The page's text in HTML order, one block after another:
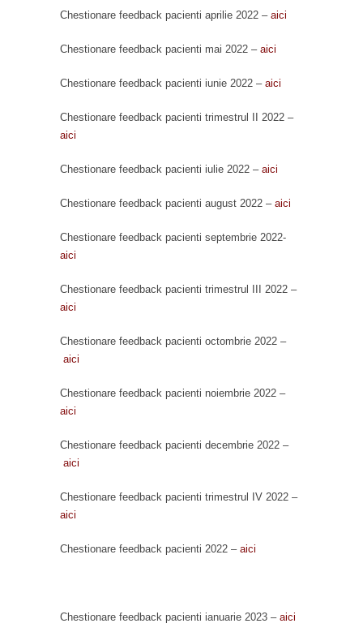
Chestionare feedback pacienti aprilie 2022 – aici
Chestionare feedback pacienti mai 2022 – aici
Chestionare feedback pacienti iunie 2022 – aici
Chestionare feedback pacienti trimestrul II 2022 –
aici
Chestionare feedback pacienti iulie 2022 – aici
Chestionare feedback pacienti august 2022 – aici
Chestionare feedback pacienti septembrie 2022-
aici
Chestionare feedback pacienti trimestrul III 2022 –
aici
Chestionare feedback pacienti octombrie 2022 –
aici
Chestionare feedback pacienti noiembrie 2022 –
aici
Chestionare feedback pacienti decembrie 2022 –
aici
Chestionare feedback pacienti trimestrul IV 2022 –
aici
Chestionare feedback pacienti 2022 – aici
Chestionare feedback pacienti ianuarie 2023 – aici